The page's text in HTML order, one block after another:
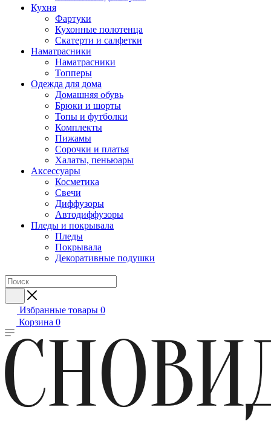
Кухня
Фартуки
Кухонные полотенца
Скатерти и салфетки
Наматрасники
Наматрасники
Топперы
Одежда для дома
Домашняя обувь
Брюки и шорты
Топы и футболки
Комплекты
Пижамы
Сорочки и платья
Халаты, пеньюары
Аксессуары
Косметика
Свечи
Диффузоры
Автодиффузоры
Пледы и покрывала
Пледы
Покрывала
Декоративные подушки
Избранные товары 0
Корзина 0